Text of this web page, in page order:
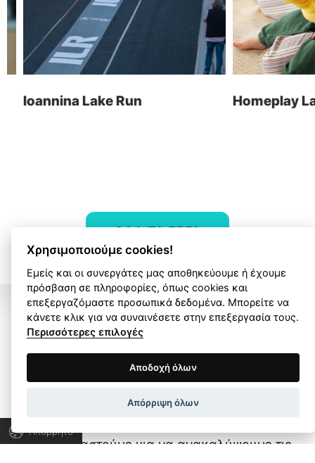
Απόρρητο
Ioannina Lake Run Homeplay
ΟΛΑ ΤΑ ΕΡΓΑ
Ας μιλήσουμε για το
δικό σας project!
Ας συνεργαστούμε για να ανακαλύψουμε τις
Web Εφαρμογές
Ξενοδοχεία
Ηλεκτρονική Τιμολόγηση
ακολουθήστε μας
Wapp development house, Copyright © 2026 All rights
Όροι Χρήσης Πολιτική Απορρήτου
Χρησιμοποιούμε cookies!
Εμείς και οι συνεργάτες μας αποθηκεύουμε ή έχουμε
πρόσβαση σε πληροφορίες, όπως cookies και
επεξεργαζόμαστε προσωπικά δεδομένα. Μπορείτε να
κάνετε κλικ για να συναινέσετε στην επεξεργασία τους.
Περισσότερες επιλογές
Αποδοχή όλων
Απόρριψη όλων